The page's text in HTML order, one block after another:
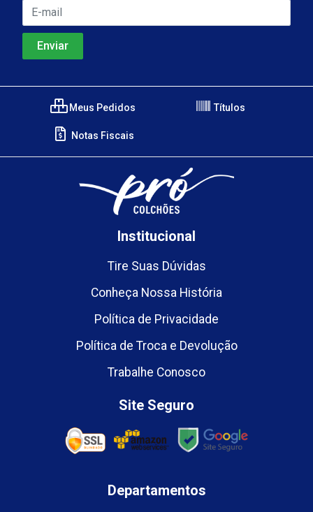
Meus Pedidos Títulos
Notas Fiscais
Institucional
Tire Suas Dúvidas
Conheça Nossa História
Política de Privacidade
Política de Troca e Devolução
Trabalhe Conosco
Site Seguro
Departamentos